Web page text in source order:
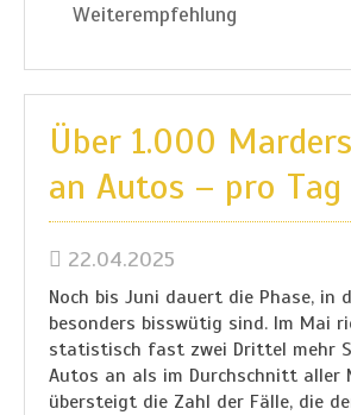
Weiterempfehlung
Über 1.000
an Autos – pro Tag
22.04.2025
Noch bis Juni dauert die Phase, in
besonders bisswütig sind. Im Mai
statistisch fast zwei Drittel mehr
Autos an als im Durchschnitt aller
übersteigt die Zahl der Fälle, die